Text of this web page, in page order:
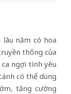
năm có hoa
thống của
ngợi tình yêu
có thể dùng
tăng cường